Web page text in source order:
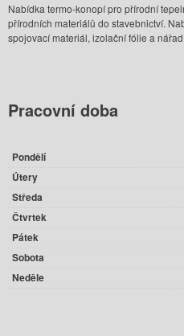
Nabídka termo-konopí pro přírodní
přírodních materiálů do stavebnictví.
spojovací materiál, izolační fólie a
Pracovní doba
Pondělí
Útery
Středa
Čtvrtek
Pátek
Sobota
Neděle